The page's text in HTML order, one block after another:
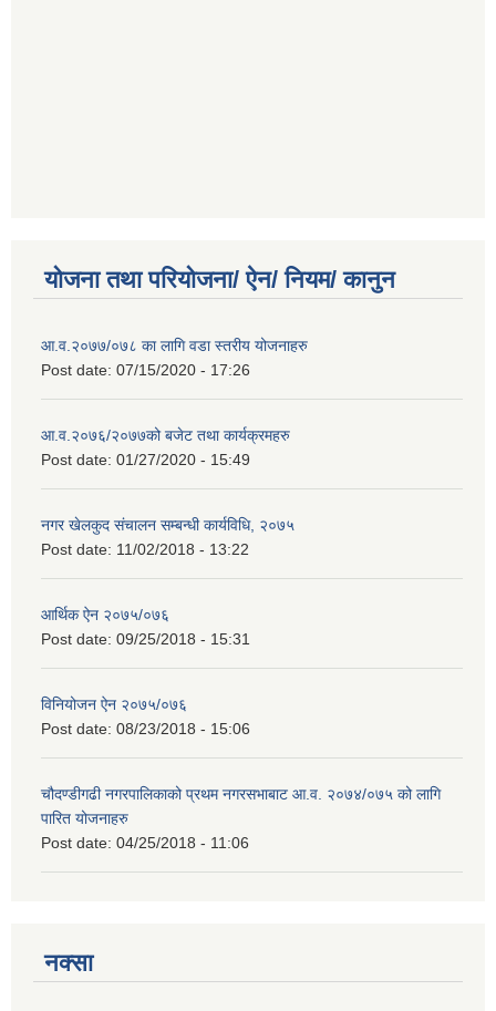
योजना तथा परियोजना/ ऐन/ नियम/ कानुन
आ.व.२०७७/०७८ का लागि वडा स्तरीय योजनाहरु
Post date: 07/15/2020 - 17:26
आ.व.२०७६/२०७७को बजेट तथा कार्यक्रमहरु
Post date: 01/27/2020 - 15:49
नगर खेलकुद संचालन सम्बन्धी कार्यविधि, २०७५
Post date: 11/02/2018 - 13:22
आर्थिक ऐन २०७५/०७६
Post date: 09/25/2018 - 15:31
विनियोजन ऐन २०७५/०७६
Post date: 08/23/2018 - 15:06
चौदण्डीगढी नगरपालिकाको प्रथम नगरसभाबाट आ.व. २०७४/०७५ को लागि
पारित योजनाहरु
Post date: 04/25/2018 - 11:06
नक्सा